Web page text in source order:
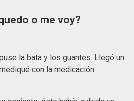
o me voy?
la bata y los guantes. Llegó un
con la medicación